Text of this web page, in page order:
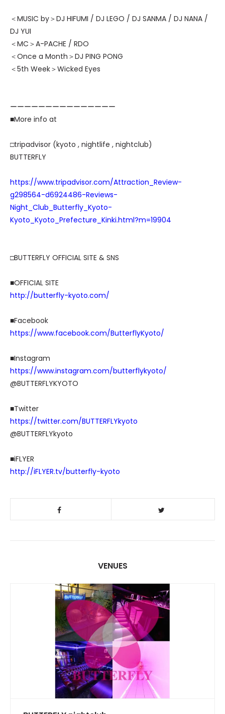
＜MUSIC by＞DJ HIFUMI / DJ LEGO / DJ SANMA / DJ NANA /
DJ YUI
＜MC＞A-PACHE / RDO
＜Once a Month＞DJ PING PONG
＜5th Week＞Wicked Eyes
ーーーーーーーーーーーーーーー
■More info at
□tripadvisor (kyoto , nightlife , nightclub)
BUTTERFLY
https://www.tripadvisor.com/Attraction_Review-
g298564-d6924486-Reviews-
Night_Club_Butterfly_Kyoto-
Kyoto_Kyoto_Prefecture_Kinki.html?m=19904
□BUTTERFLY OFFICIAL SITE & SNS
■OFFICIAL SITE
http://butterfly-kyoto.com/
■Facebook
https://www.facebook.com/ButterflyKyoto/
■Instagram
https://www.instagram.com/butterflykyoto/
@BUTTERFLYKYOTO
■Twitter
https://twitter.com/BUTTERFLYkyoto
@BUTTERFLYkyoto
■iFLYER
http://iFLYER.tv/butterfly-kyoto
VENUES